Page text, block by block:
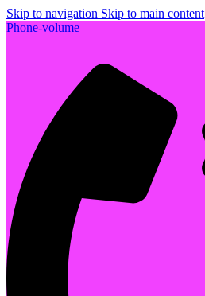
Skip to navigation Skip to main content
Phone-volume